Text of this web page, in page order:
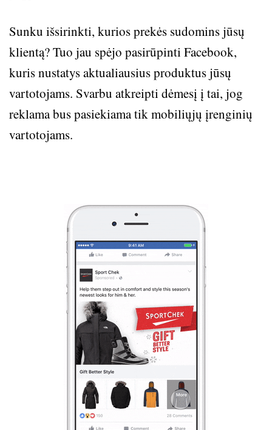
Sunku išsirinkti, kurios prekės sudomins jūsų
klientą? Tuo jau spėjo pasirūpinti Facebook,
kuris nustatys aktualiausius produktus jūsų
vartotojams. Svarbu atkreipti dėmesį į tai, jog
reklama bus pasiekiama tik mobiliųjų įrenginių
vartotojams.